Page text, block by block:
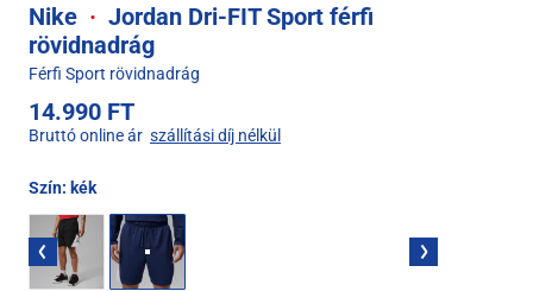
Nike · Jordan Dri-FIT Sport férfi
rövidnadrág
Férfi Sport rövidnadrág
14.990 FT
Bruttó online ár szállítási díj nélkül
Szín: kék